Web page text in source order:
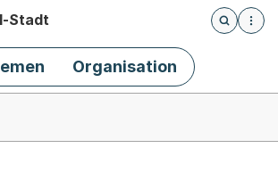
Stadt
Öffnet
Organisation